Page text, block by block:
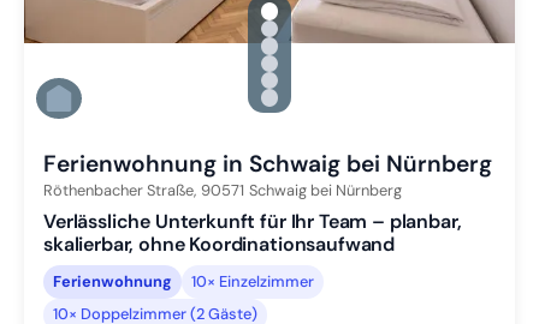
gallery.slide_selector
Zu Slide 1 wechseln
Zu Slide 2 wechseln
Zu Slide 3 wechseln
Zu Slide 4 wechseln
Zu Slide 5 wechseln
Zu Slide 6 wechseln
Ferienwohnung in Schwaig bei Nürnberg
Röthenbacher Straße, 90571 Schwaig bei Nürnberg
Verlässliche Unterkunft für Ihr Team – planbar,
skalierbar, ohne Koordinationsaufwand
Ferienwohnung
10× Einzelzimmer
10× Doppelzimmer (2 Gäste)